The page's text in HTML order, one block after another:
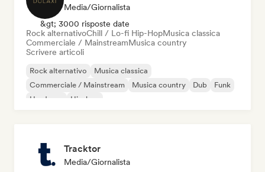
Media/Giornalista
&gt; 3000 risposte date
Rock alternativoChill / Lo-fi Hip-HopMusica classica
Commerciale / MainstreamMusica country
Scrivere articoli
Rock alternativo
Musica classica
Commerciale / Mainstream
Musica country Dub
Funk
Hardcore
Hip-hop
Tracktor
Media/Giornalista